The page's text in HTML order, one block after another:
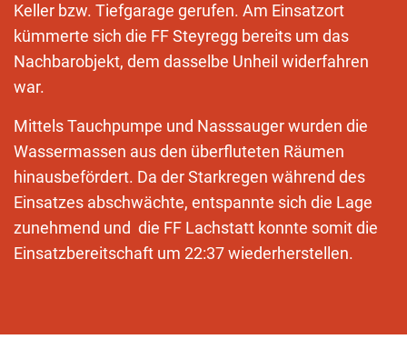
Keller bzw. Tiefgarage gerufen. Am Einsatzort
kümmerte sich die FF Steyregg bereits um das
Nachbarobjekt, dem dasselbe Unheil widerfahren
war.
Mittels Tauchpumpe und Nasssauger wurden die
Wassermassen aus den überfluteten Räumen
hinausbefördert. Da der Starkregen während des
Einsatzes abschwächte, entspannte sich die Lage
zunehmend und die FF Lachstatt konnte somit die
Einsatzbereitschaft um 22:37 wiederherstellen.